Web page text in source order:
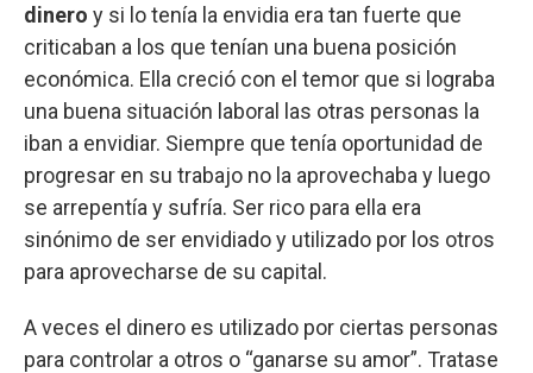
dinero y si lo tenía la envidia era tan fuerte que
criticaban a los que tenían una buena posición
económica. Ella creció con el temor que si lograba
una buena situación laboral las otras personas la
iban a envidiar. Siempre que tenía oportunidad de
progresar en su trabajo no la aprovechaba y luego
se arrepentía y sufría. Ser rico para ella era
sinónimo de ser envidiado y utilizado por los otros
para aprovecharse de su capital.
A veces el dinero es utilizado por ciertas personas
para controlar a otros o “ganarse su amor”. Tratase